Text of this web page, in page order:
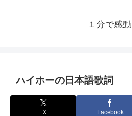
１分で感動
ハイホーの日本語歌詞
X Facebook